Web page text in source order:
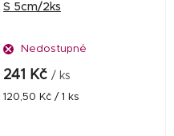
S 5cm/2ks
Nedostupné
241 Kč / ks
Měrná
120,50 Kč / 1 ks